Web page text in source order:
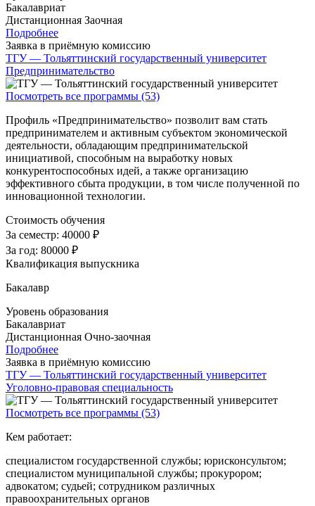
Бакалавриат
Дистанционная Заочная
Подробнее
Заявка в приёмную комиссию
ТГУ — Тольяттинский государственный университет
Предпринимательство
Посмотреть все программы (53)
Профиль «Предпринимательство» позволит вам стать
предпринимателем и активным субъектом экономической
деятельности, обладающим предпринимательской
инициативой, способным на выработку новых
конкурентоспособных идей, а также организацию
эффективного сбыта продукции, в том числе полученной по
инновационной технологии.
Стоимость обучения
За семестр: 40000 ₽
За год: 80000 ₽
Квалификация выпускника
Бакалавр
Уровень образования
Бакалавриат
Дистанционная Очно-заочная
Подробнее
Заявка в приёмную комиссию
ТГУ — Тольяттинский государственный университет
Уголовно-правовая специальность
Посмотреть все программы (53)
Кем работает:
специалистом государственной службы; юрисконсультом;
специалистом муниципальной службы; прокурором;
адвокатом; судьей; сотрудником различных
правоохранительных органов